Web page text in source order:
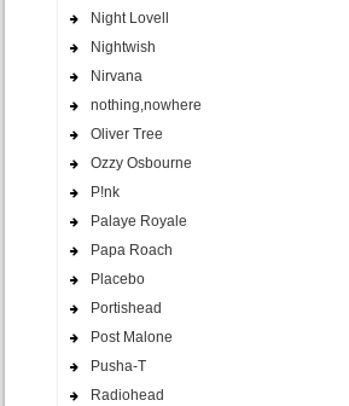
Night Lovell
Nightwish
Nirvana
nothing,nowhere
Oliver Tree
Ozzy Osbourne
P!nk
Palaye Royale
Papa Roach
Placebo
Portishead
Post Malone
Pusha-T
Radiohead